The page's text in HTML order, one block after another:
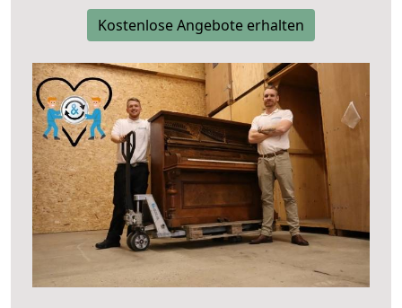
Kostenlose Angebote erhalten